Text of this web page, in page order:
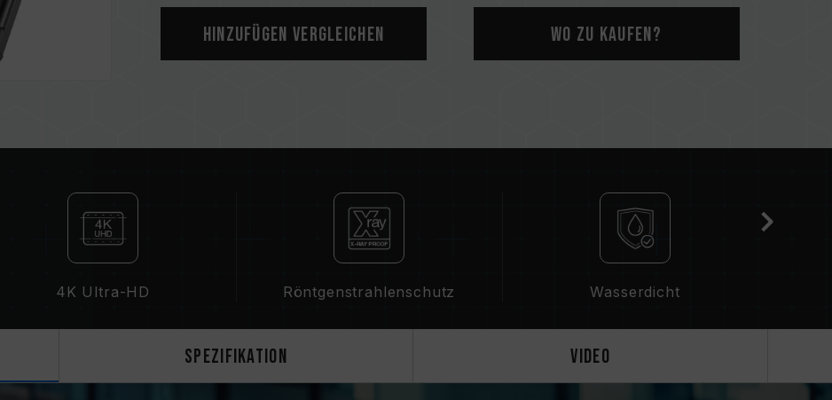
Hochgradig kompatibel mit XQD für mehr Auswahlfreiheit
5 Jahre Garantie und Datenwiederherstellungsservice zum Schutz Ihrer Daten
Hinzufügen Vergleichen Wo zu kaufen?
4K Ultra-HD Röntgenstrahlenschutz Wasserdicht
Spezifikation Video